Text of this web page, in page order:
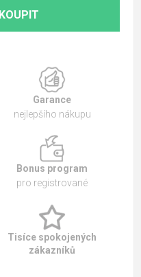
KOUPIT
Garance
nejlepšího nákupu
Bonus program
pro registrované
Tisíce spokojených
zákazníků